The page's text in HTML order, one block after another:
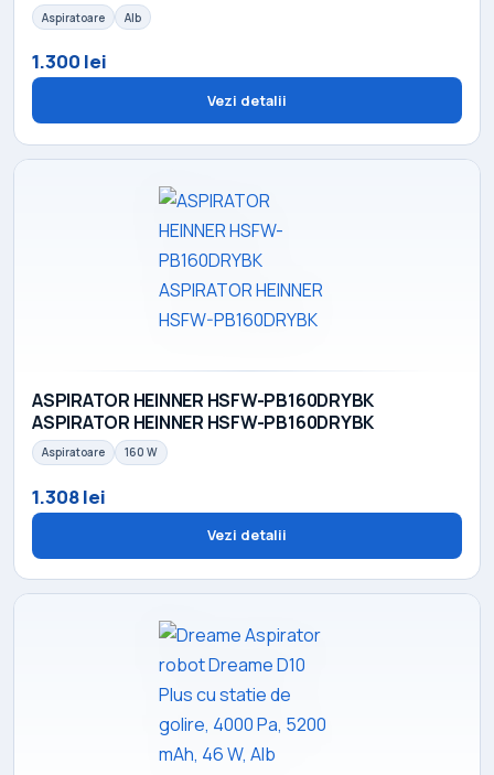
Aspiratoare Alb
1.300 lei
Vezi detalii
ASPIRATOR HEINNER HSFW-PB160DRYBK
ASPIRATOR HEINNER HSFW-PB160DRYBK
Aspiratoare 160 W
1.308 lei
Vezi detalii